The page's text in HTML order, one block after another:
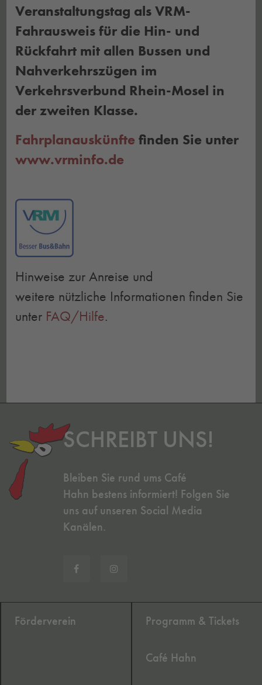
Veranstaltungstag als VRM-
Fahrausweis für die Hin- und
Rückfahrt mit allen Bussen und
Nahverkehrszügen im
Verkehrsverbund Rhein-Mosel in
der zweiten Klasse.
Fahrplanauskünfte finden Sie unter
www.vrminfo.de
Hinweise zur Anreise und
weitere nützliche Informationen finden Sie
unter FAQ/Hilfe.
SCHREIBT UNS!
Bleiben Sie rund ums Café
Hahn bestens informiert! Folgen Sie
uns auf unseren Social Media
Kanälen.
Förderverein Programm & Tickets
Café Hahn